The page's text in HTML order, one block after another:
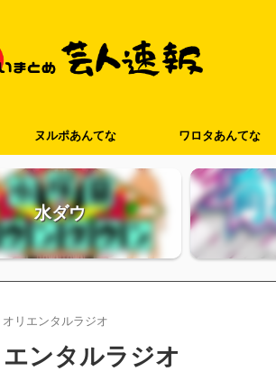
ヌルポあんてな ワロタあんてな
水ダウ
オリエンタルラジオ
ンタルラジオ